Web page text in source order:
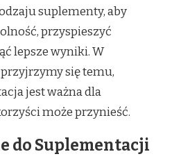
suplementy, aby
przyspieszyć
lepsze wyniki. W
się temu,
jest ważna dla
może przynieść.
do Suplementacji